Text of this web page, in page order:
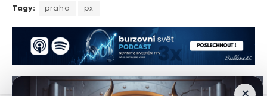
Pražská burza vstoupila do nového týdne v negativním
Tagy: praha px